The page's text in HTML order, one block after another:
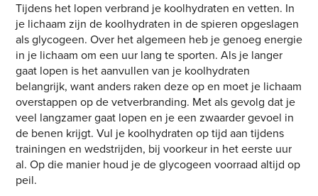
Tijdens het lopen verbrand je koolhydraten en vetten. In
je lichaam zijn de koolhydraten in de spieren opgeslagen
als glycogeen. Over het algemeen heb je genoeg energie
in je lichaam om een uur lang te sporten. Als je langer
gaat lopen is het aanvullen van je koolhydraten
belangrijk, want anders raken deze op en moet je lichaam
overstappen op de vetverbranding. Met als gevolg dat je
veel langzamer gaat lopen en je een zwaarder gevoel in
de benen krijgt. Vul je koolhydraten op tijd aan tijdens
trainingen en wedstrijden, bij voorkeur in het eerste uur
al. Op die manier houd je de glycogeen voorraad altijd op
peil.